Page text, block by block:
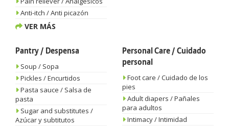
Anti-itch / Anti picazón
VER MÁS
Pantry / Despensa
Soup / Sopa
Pickles / Encurtidos
Pasta sauce / Salsa de
pasta
Sugar and substitutes /
Azúcar y subtitutos
Personal Care / Cuidado
personal
Foot care / Cuidado de los
pies
Adult diapers / Pañales
para adultos
Intimacy / Intimidad